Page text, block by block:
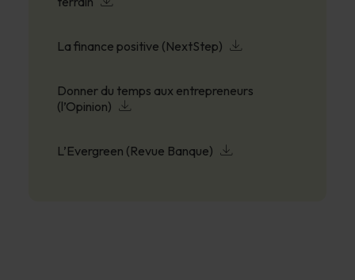
La finance positive (NextStep)
Donner du temps aux entrepreneurs
(l’Opinion)
L’Evergreen (Revue Banque)